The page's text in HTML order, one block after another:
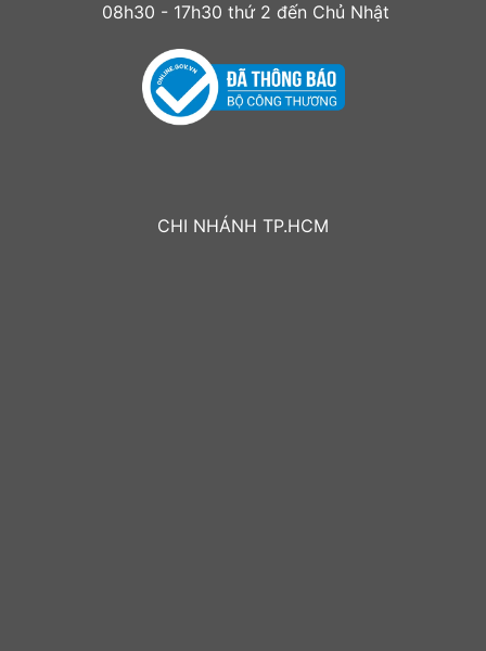
08h30 - 17h30 thứ 2 đến Chủ Nhật
CHI NHÁNH TP.HCM